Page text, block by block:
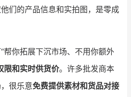
们的产品信息和实拍图，是零成
帮你拓展下沉市场、不用你额外
限和实时供货价。许多批发商本
很乐意免费提供素材和货品对接